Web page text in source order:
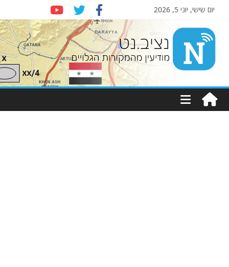
יום שישי, יוני 5, 2026
Nziv.net
מודיעין
מהמקורות